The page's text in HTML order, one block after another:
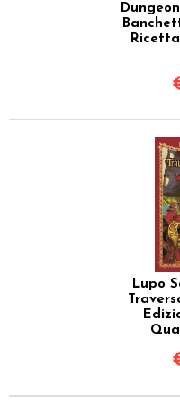
Lupo